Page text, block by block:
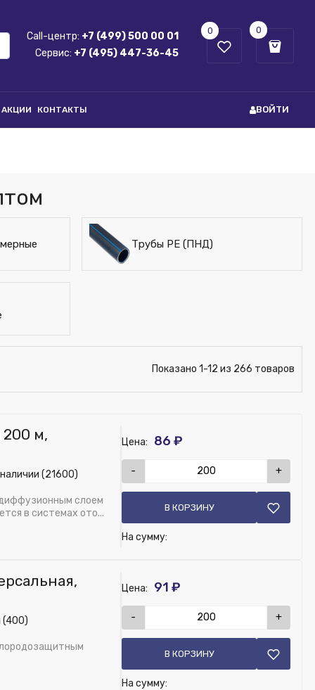
Call-центр: +7 (499) 500 00 01
Сервис: +7 (495) 447-36-45
0 0
АКЦИИ КОНТАКТЫ ВОЙТИ
Трубы PE (ПНД)
Показано 1-12 из 266 товаров
200 м,
(21600)
слоем
в системах ото...
Цена: 86 ₽
- +
В КОРЗИНУ
На сумму:
(400)
Цена: 91 ₽
- +
В КОРЗИНУ
На сумму: